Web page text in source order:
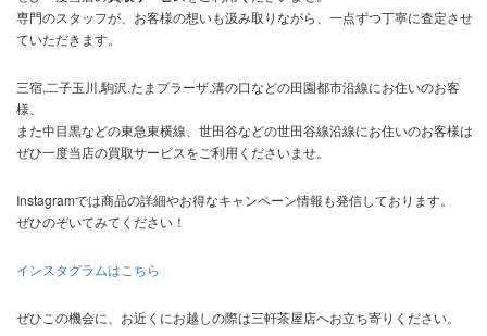
専門のスタッフが、お客様の想いも汲み取りながら、一点ずつ丁寧に査定させ
ていただきます。
三宿,二子玉川,駒沢,たまプラーザ,溝の口などの田園都市沿線にお住いのお客
様、
また中目黒などの東急東横線、世田谷などの世田谷線沿線にお住いのお客様は
ぜひ一度当店の買取サービスをご利用くださいませ。
Instagramでは商品の詳細やお得なキャンペーン情報も発信しております。
ぜひのぞいてみてください！
インスタグラムはこちら
ぜひこの機会に、お近くにお越しの際は三軒茶屋店へお立ち寄りください。